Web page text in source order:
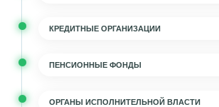
КРЕДИТНЫЕ ОРГАНИЗАЦИИ
ПЕНСИОННЫЕ ФОНДЫ
ОРГАНЫ ИСПОЛНИТЕЛЬНОЙ ВЛАСТИ